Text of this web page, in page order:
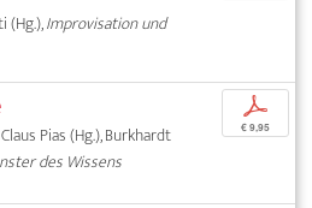
(Hg.),Improvisation und
Pias (Hg.), Burkhardt
des Wissens
p
€ 9,95